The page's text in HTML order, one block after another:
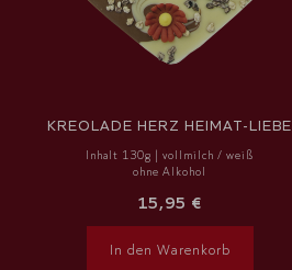
KREOLADE HERZ HEIMAT-LIEBE
Inhalt 130g | vollmilch / weiß
ohne Alkohol
15,95 €
In den Warenkorb